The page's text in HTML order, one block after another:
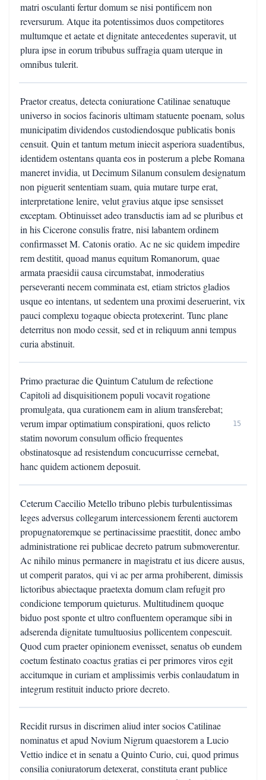
matri osculanti fertur domum se nisi pontificem non
reversurum. Atque ita potentissimos duos competitores
multumque et aetate et dignitate antecedentes superavit, ut
plura ipse in eorum tribubus suffragia quam uterque in
omnibus tulerit.
Praetor creatus, detecta coniuratione Catilinae senatuque
universo in socios facinoris ultimam statuente poenam, solus
municipatim dividendos custodiendosque publicatis bonis
censuit. Quin et tantum metum iniecit asperiora suadentibus,
identidem ostentans quanta eos in posterum a plebe Romana
maneret invidia, ut Decimum Silanum consulem designatum
non piguerit sententiam suam, quia mutare turpe erat,
interpretatione lenire, velut gravius atque ipse sensisset
exceptam. Obtinuisset adeo transductis iam ad se pluribus et
in his Cicerone consulis fratre, nisi labantem ordinem
confirmasset M. Catonis oratio. Ac ne sic quidem impedire
rem destitit, quoad manus equitum Romanorum, quae
armata praesidii causa circumstabat, inmoderatius
perseveranti necem comminata est, etiam strictos gladios
usque eo intentans, ut sedentem una proximi deseruerint, vix
pauci complexu togaque obiecta protexerint. Tunc plane
deterritus non modo cessit, sed et in reliquum anni tempus
curia abstinuit.
Primo praeturae die Quintum Catulum de refectione
Capitoli ad disquisitionem populi vocavit rogatione
promulgata, qua curationem eam in alium transferebat;
verum impar optimatium conspirationi, quos relicto
statim novorum consulum officio frequentes
obstinatosque ad resistendum concucurrisse cernebat,
hanc quidem actionem deposuit.
15
Ceterum Caecilio Metello tribuno plebis turbulentissimas
leges adversus collegarum intercessionem ferenti auctorem
propugnatoremque se pertinacissime praestitit, donec ambo
administratione rei publicae decreto patrum submoverentur.
Ac nihilo minus permanere in magistratu et ius dicere ausus,
ut comperit paratos, qui vi ac per arma prohiberent, dimissis
lictoribus abiectaque praetexta domum clam refugit pro
condicione temporum quieturus. Multitudinem quoque
biduo post sponte et ultro confluentem operamque sibi in
adserenda dignitate tumultuosius pollicentem conpescuit.
Quod cum praeter opinionem evenisset, senatus ob eundem
coetum festinato coactus gratias ei per primores viros egit
accitumque in curiam et amplissimis verbis conlaudatum in
integrum restituit inducto priore decreto.
Recidit rursus in discrimen aliud inter socios Catilinae
nominatus et apud Novium Nigrum quaestorem a Lucio
Vettio indice et in senatu a Quinto Curio, cui, quod primus
consilia coniuratorum detexerat, constituta erant publice